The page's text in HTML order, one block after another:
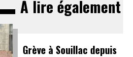
À lire également
Grève à Souillac depuis